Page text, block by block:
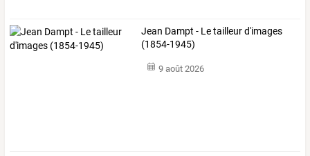
Jean Dampt - Le tailleur d'images
(1854-1945)
9 août 2026